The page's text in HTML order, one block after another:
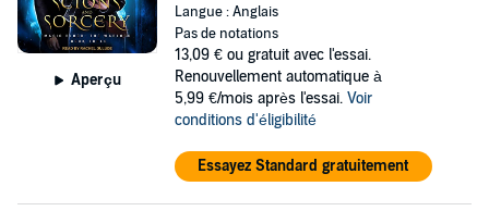
Aperçu
Langue : Anglais
Pas de notations
13,09 € ou gratuit avec l'essai.
Renouvellement automatique à
5,99 €/mois après l'essai. Voir
conditions d'éligibilité
Essayez Standard gratuitement